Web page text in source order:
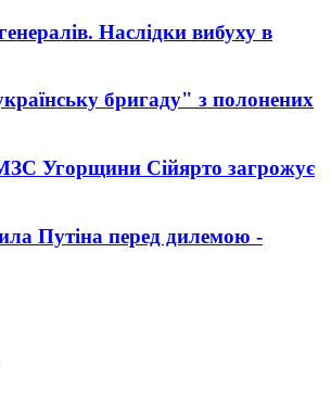
Наслідки вибуху в
бригаду" з полонених
Угорщини Сійярто загрожує
Путіна перед дилемою -